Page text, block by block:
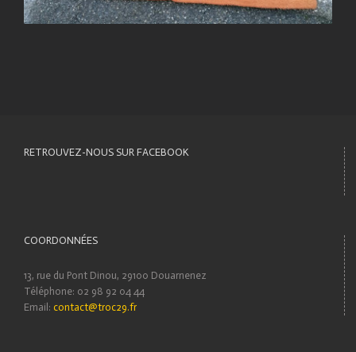
RETROUVEZ-NOUS SUR FACEBOOK
COORDONNÉES
13, rue du Pont Dinou, 29100 Douarnenez
Téléphone: 02 98 92 04 44
Email: contact@troc29.fr